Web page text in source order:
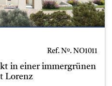
Ref. Nº. NO1011
in einer immergrünen
Lorenz